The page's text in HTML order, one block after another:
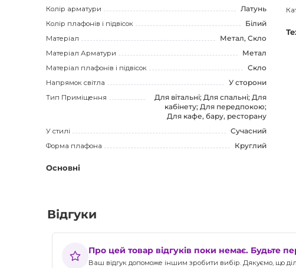
Колір арматури
Латунь
Колір плафонів і підвісок
Білий
Матеріал
Метал, Скло
Матеріал Арматури
Метал
Матеріал плафонів і підвісок
Скло
Напрямок світла
У сторони
Тип Приміщення
Для вітальні; Для спальні; Для
кабінету; Для передпокою;
Для кафе, бару, ресторану
У стилі
Сучасний
Форма плафона
Круглий
Основні
Відгуки
Про цей товар відгуків поки немає. Будьте
Ваш відгук допоможе іншим зробити вибір. Дякуємо, що